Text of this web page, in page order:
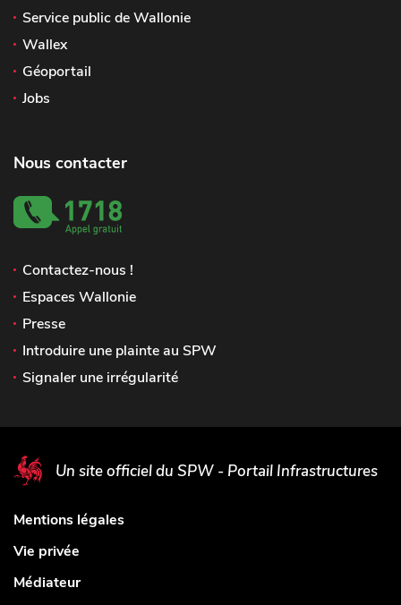
Service public de Wallonie
Wallex
Géoportail
Jobs
Nous contacter
Contactez-nous !
Espaces Wallonie
Presse
Introduire une plainte au SPW
Signaler une irrégularité
Un site officiel du SPW - Portail Infrastructures
Mentions légales
Vie privée
Médiateur